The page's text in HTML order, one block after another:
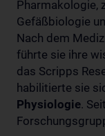
Pharmakologie,
Gefäßbiologie
Nach dem
führte sie ihre
das Scripps
habilitierte sie
Physiologie.